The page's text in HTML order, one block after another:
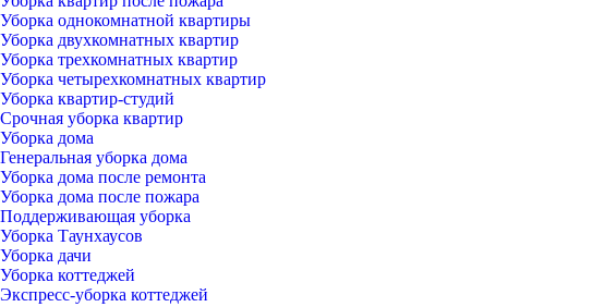
Уборка однокомнатной квартиры
Уборка двухкомнатных квартир
Уборка трехкомнатных квартир
Уборка четырехкомнатных квартир
Уборка квартир-студий
Срочная уборка квартир
Уборка дома
Генеральная уборка дома
Уборка дома после ремонта
Уборка дома после пожара
Поддерживающая уборка
Уборка Таунхаусов
Уборка дачи
Уборка коттеджей
Экспресс-уборка коттеджей